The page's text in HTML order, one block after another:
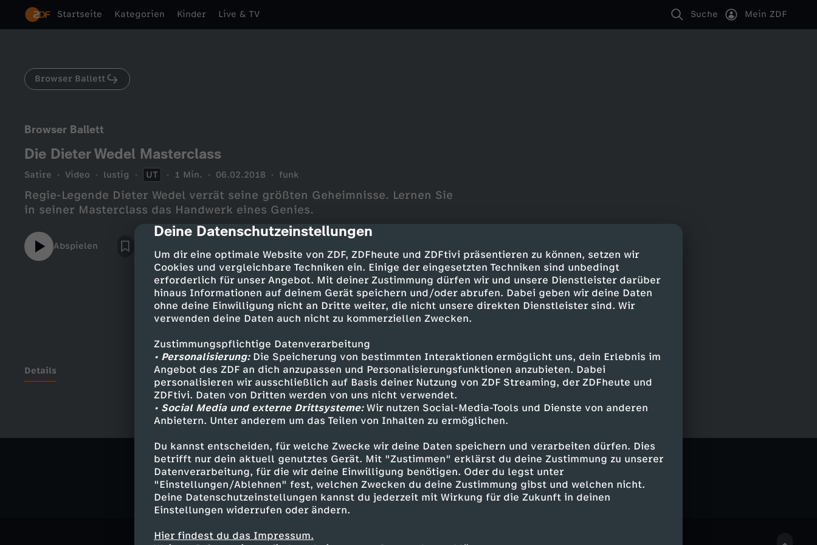
cmp-dialog-description
Deine Datenschutzeinstellungen
Um dir eine optimale Website von ZDF, ZDFheute und ZDFtivi präsentieren zu können, setzen wir
Cookies und vergleichbare Techniken ein. Einige der eingesetzten Techniken sind unbedingt
erforderlich für unser Angebot. Mit deiner Zustimmung dürfen wir und unsere Dienstleister darüber
hinaus Informationen auf deinem Gerät speichern und/oder abrufen. Dabei geben wir deine Daten
ohne deine Einwilligung nicht an Dritte weiter, die nicht unsere direkten Dienstleister sind. Wir
verwenden deine Daten auch nicht zu kommerziellen Zwecken.
Zustimmungspflichtige Datenverarbeitung
• Personalisierung:Die Speicherung von bestimmten Interaktionen ermöglicht uns, dein Erlebnis im
Angebot des ZDF an dich anzupassen und Personalisierungsfunktionen anzubieten. Dabei
personalisieren wir ausschließlich auf Basis deiner Nutzung von ZDF Streaming, der ZDFheute und
ZDFtivi. Daten von Dritten werden von uns nicht verwendet.
• Social Media und externe Drittsysteme:Wir nutzen Social-Media-Tools und Dienste von anderen
Anbietern. Unter anderem um das Teilen von Inhalten zu ermöglichen.
Du kannst entscheiden, für welche Zwecke wir deine Daten speichern und verarbeiten dürfen. Dies
betrifft nur dein aktuell genutztes Gerät. Mit "Zustimmen" erklärst du deine Zustimmung zu unserer
Datenverarbeitung, für die wir deine Einwilligung benötigen. Oder du legst unter
"Einstellungen/Ablehnen" fest, welchen Zwecken du deine Zustimmung gibst und welchen nicht.
Deine Datenschutzeinstellungen kannst du jederzeit mit Wirkung für die Zukunft in deinen
Einstellungen widerrufen oder ändern.
Hier findest du das Impressum.
Startseite Kategorien Kinder Live & TV Suche Mein ZDF
Browser Ballett
Browser Ballett
Die Dieter Wedel Masterclass
Satire Video lustig UT 1 Min. 06.02.2018 funk
Regie-Legende Dieter Wedel verrät seine größten Geheimnisse. Lernen Sie
in seiner Masterclass das Handwerk eines Genies.
Abspielen
Details
Ähnliche Inhalte entdecken
Satire Video lustig Untertitel Browser Ballett